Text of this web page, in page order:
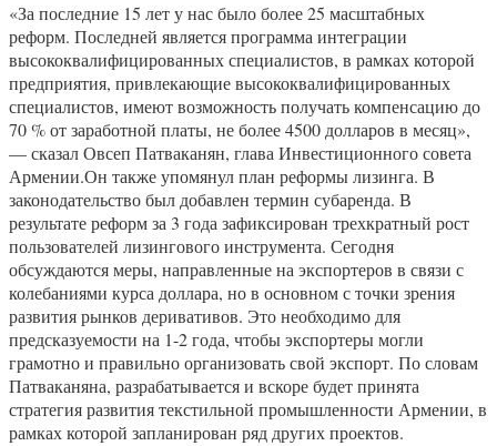
«За последние 15 лет у нас было более 25 масштабных
реформ. Последней является программа интеграции
высококвалифицированных специалистов, в рамках которой
предприятия, привлекающие высококвалифицированных
специалистов, имеют возможность получать компенсацию до
70 % от заработной платы, не более 4500 долларов в месяц»,
— сказал Овсеп Патваканян, глава Инвестиционного совета
Армении.Он также упомянул план реформы лизинга. В
законодательство был добавлен термин субаренда. В
результате реформ за 3 года зафиксирован трехкратный рост
пользователей лизингового инструмента. Сегодня
обсуждаются меры, направленные на экспортеров в связи с
колебаниями курса доллара, но в основном с точки зрения
развития рынков деривативов. Это необходимо для
предсказуемости на 1-2 года, чтобы экспортеры могли
грамотно и правильно организовать свой экспорт. По словам
Патваканяна, разрабатывается и вскоре будет принята
стратегия развития текстильной промышленности Армении, в
рамках которой запланирован ряд других проектов.